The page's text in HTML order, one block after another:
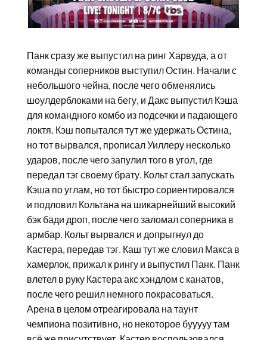
Панк сразу же выпустил на ринг Харвуда, а от
команды соперников выступил Остин. Начали с
небольшого чейна, после чего обменялись
шоулдерблоками на бегу, и Дакс выпустил Кэша
для командного комбо из подсечки и падающего
локтя. Кэш попытался тут же удержать Остина,
но тот вырвался, прописал Уиллеру несколько
ударов, после чего запулил того в угол, где
передал тэг своему брату. Кольт стал запускать
Кэша по углам, но тот быстро сориентировался
и подловил Кольтана на шикарнейший высокий
бэк бади дроп, после чего заломал соперника в
армбар. Кольт вырвался и допрыгнул до
Кастера, передав тэг. Каш тут же словил Макса в
хамерлок, прижал к рингу и выпустил Панк. Панк
влетел в руку Кастера акс хэндлом с канатов,
после чего решил немного покрасоваться.
Арена в целом отреагировала на таунт
чемпиона позитивно, но некоторое бууууу там